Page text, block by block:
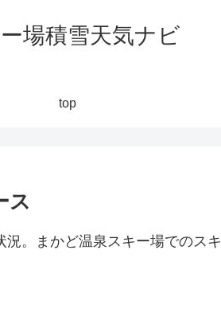
場積雪天気ナビ
top
ス
。まかど温泉スキー場でのスキ